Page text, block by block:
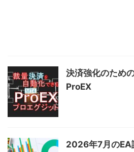
決済強化のため
ProEX
2026年7月のEA